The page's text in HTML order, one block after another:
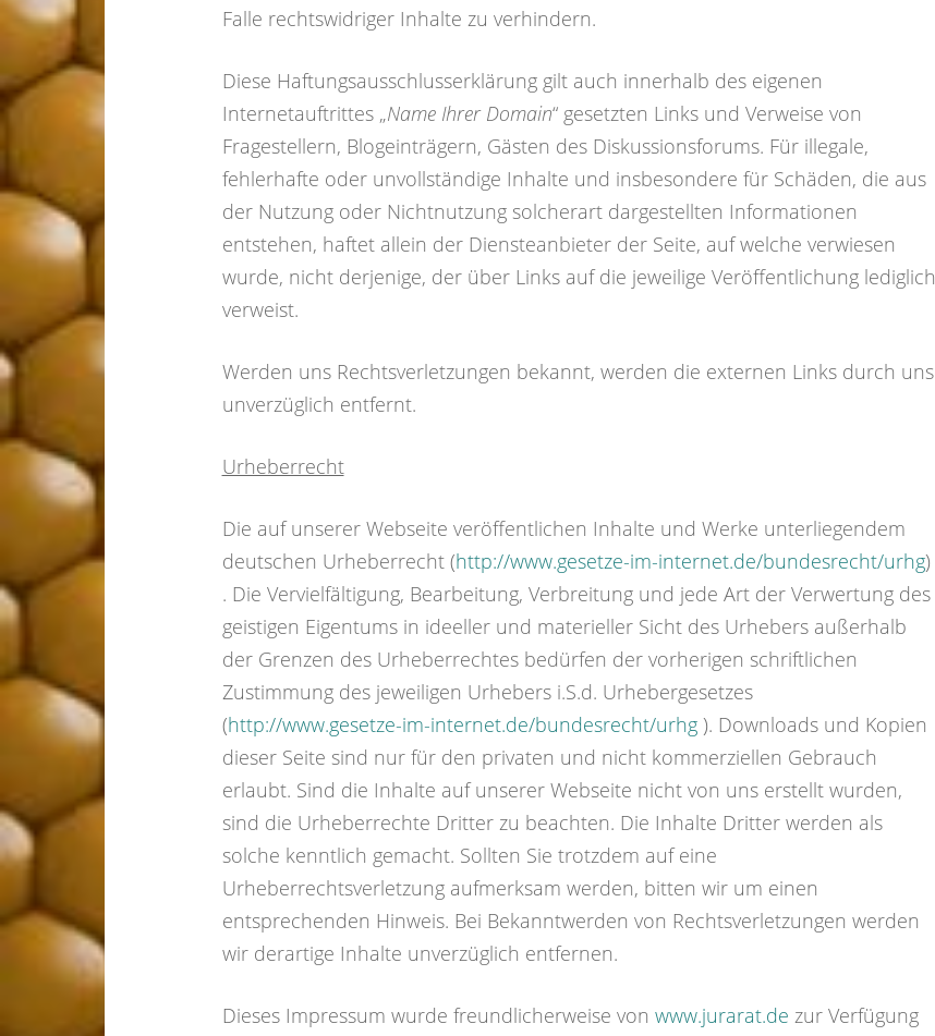
Falle rechtswidriger Inhalte zu verhindern.
Diese Haftungsausschlusserklärung gilt auch innerhalb des eigenen
Internetauftrittes „Name Ihrer Domain“ gesetzten Links und Verweise von
Fragestellern, Blogeinträgern, Gästen des Diskussionsforums. Für illegale,
fehlerhafte oder unvollständige Inhalte und insbesondere für Schäden, die aus
der Nutzung oder Nichtnutzung solcherart dargestellten Informationen
entstehen, haftet allein der Diensteanbieter der Seite, auf welche verwiesen
wurde, nicht derjenige, der über Links auf die jeweilige Veröffentlichung lediglich
verweist.
Werden uns Rechtsverletzungen bekannt, werden die externen Links durch uns
unverzüglich entfernt.
Urheberrecht
Die auf unserer Webseite veröffentlichen Inhalte und Werke unterliegendem
deutschen Urheberrecht (http://www.gesetze-im-internet.de/bundesrecht/urhg)
. Die Vervielfältigung, Bearbeitung, Verbreitung und jede Art der Verwertung des
geistigen Eigentums in ideeller und materieller Sicht des Urhebers außerhalb
der Grenzen des Urheberrechtes bedürfen der vorherigen schriftlichen
Zustimmung des jeweiligen Urhebers i.S.d. Urhebergesetzes
(http://www.gesetze-im-internet.de/bundesrecht/urhg ). Downloads und Kopien
dieser Seite sind nur für den privaten und nicht kommerziellen Gebrauch
erlaubt. Sind die Inhalte auf unserer Webseite nicht von uns erstellt wurden,
sind die Urheberrechte Dritter zu beachten. Die Inhalte Dritter werden als
solche kenntlich gemacht. Sollten Sie trotzdem auf eine
Urheberrechtsverletzung aufmerksam werden, bitten wir um einen
entsprechenden Hinweis. Bei Bekanntwerden von Rechtsverletzungen werden
wir derartige Inhalte unverzüglich entfernen.
Dieses Impressum wurde freundlicherweise von www.jurarat.de zur Verfügung